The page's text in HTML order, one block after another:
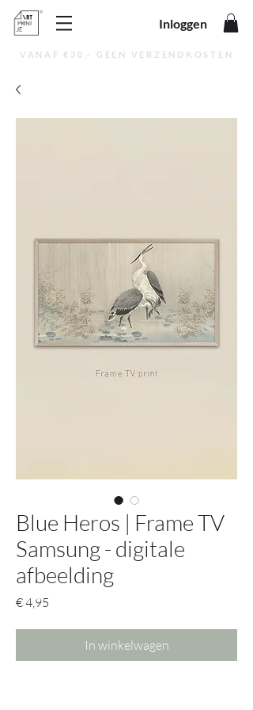
Inloggen
VANAF €30,- GEEN VERZENDKOSTEN
Blue Heros | Frame TV
Samsung - digitale
afbeelding
€ 4,95
In winkelwagen